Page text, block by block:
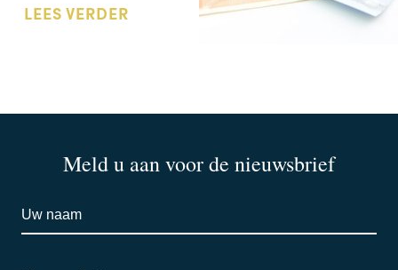
LEES VERDER
Meld u aan voor de nieuwsbrief